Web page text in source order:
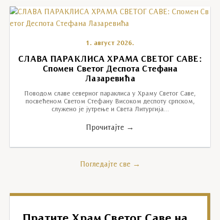
1. август 2026.
СЛАВА ПАРАКЛИСА ХРАМА СВЕТОГ САВЕ:
Спомен Светог Деспота Стефана
Лазаревића
Поводом славе северног параклиса у Храму Светог Саве,
посвећеном Светом Стефану Високом деспоту српском,
служено је јутрење и Света Литургија…
Прочитајте →
Погледајте све →